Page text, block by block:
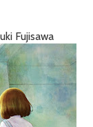
Fujisawa